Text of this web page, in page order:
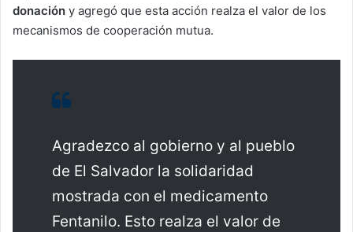
donación y agregó que esta acción realza el valor de los
mecanismos de cooperación mutua.
Agradezco al gobierno y al pueblo
de El Salvador la solidaridad
mostrada con el medicamento
Fentanilo. Esto realza el valor de